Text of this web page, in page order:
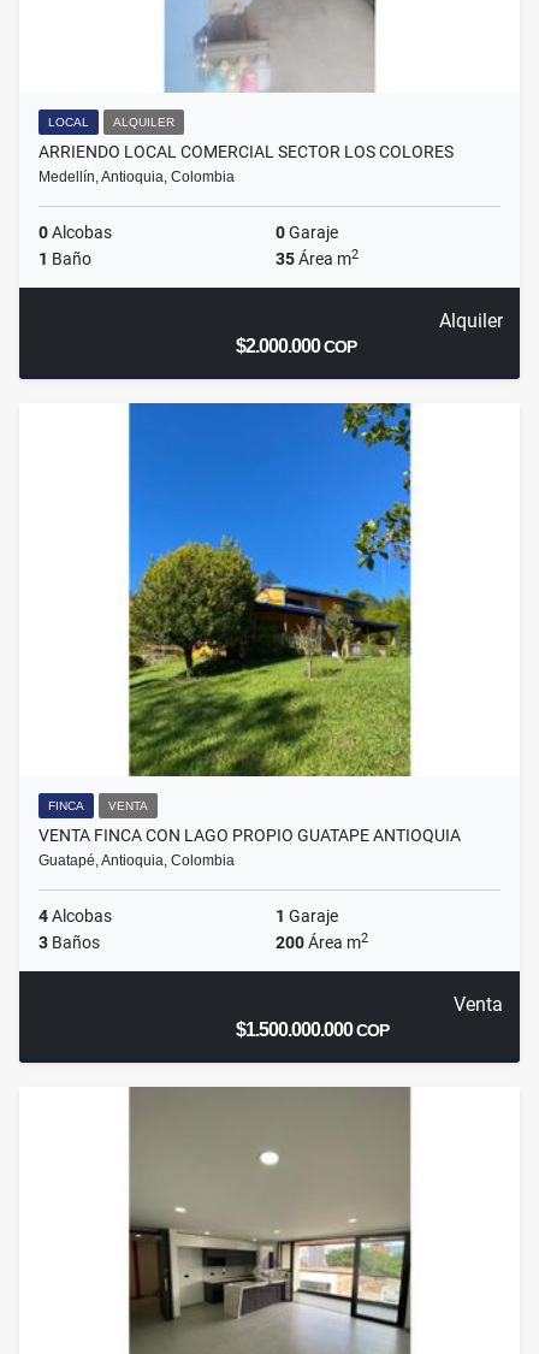
LOCAL ALQUILER
ARRIENDO LOCAL COMERCIAL SECTOR LOS COLORES
Medellín, Antioquia, Colombia
0Alcobas 0Garaje
1 Baño 35Área m2
Alquiler
$2.000.000COP
FINCA VENTA
VENTA FINCA CON LAGO PROPIO GUATAPE ANTIOQUIA
Guatapé, Antioquia, Colombia
4Alcobas 1 Garaje
3 Baños 200Área m2
Venta
$1.500.000.000COP